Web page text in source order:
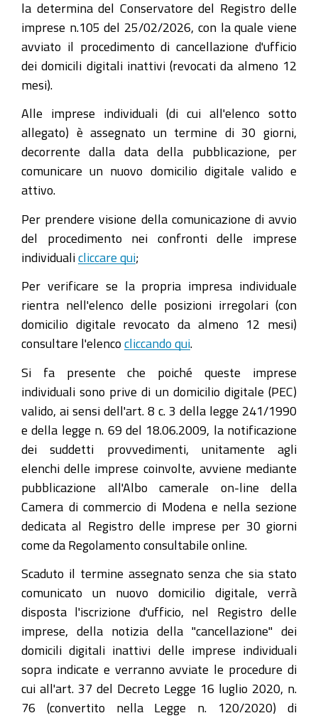
la determina del Conservatore del Registro delle
imprese n.105 del 25/02/2026, con la quale viene
avviato il procedimento di cancellazione d'ufficio
dei domicili digitali inattivi (revocati da almeno 12
mesi).
Alle imprese individuali (di cui all'elenco sotto
allegato) è assegnato un termine di 30 giorni,
decorrente dalla data della pubblicazione, per
comunicare un nuovo domicilio digitale valido e
attivo.
Per prendere visione della comunicazione di avvio
del procedimento nei confronti delle imprese
individuali cliccare qui;
Per verificare se la propria impresa individuale
rientra nell'elenco delle posizioni irregolari (con
domicilio digitale revocato da almeno 12 mesi)
consultare l'elenco cliccando qui
Si fa presente che poiché queste imprese
individuali sono prive di un domicilio digitale (PEC)
valido, ai sensi dell'art. 8 c. 3 della legge 241/1990
e della legge n. 69 del 18.06.2009, la notificazione
dei suddetti provvedimenti, unitamente agli
elenchi delle imprese coinvolte, avviene mediante
pubblicazione all'Albo camerale on-line della
Camera di commercio di Modena e nella sezione
dedicata al Registro delle imprese per 30 giorni
come da Regolamento consultabile online.
Scaduto il termine assegnato senza che sia stato
comunicato un nuovo domicilio digitale, verrà
disposta l'iscrizione d'ufficio, nel Registro delle
imprese, della notizia della "cancellazione" dei
domicili digitali inattivi delle imprese individuali
sopra indicate e verranno avviate le procedure di
cui all'art. 37 del Decreto Legge 16 luglio 2020, n.
76 (convertito nella Legge n. 120/2020) di